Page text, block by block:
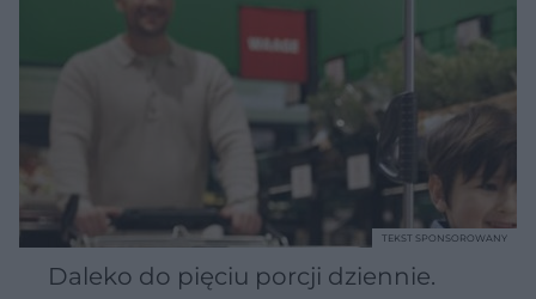
Daleko do pięciu porcji dziennie.
TEKST SPONSOROWANY